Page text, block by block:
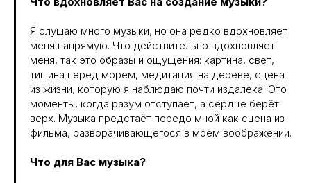
Я слушаю много музыки, но она редко вдохновляет
меня напрямую. Что действительно вдохновляет
меня, так это образы и ощущения: картина, свет,
тишина перед морем, медитация на дереве, сцена
из жизни, которую я наблюдаю почти издалека. Это
моменты, когда разум отступает, а сердце берёт
верх. Музыка предстаёт передо мной как сцена из
фильма, разворачивающегося в моем воображении.
Что для Вас музыка?